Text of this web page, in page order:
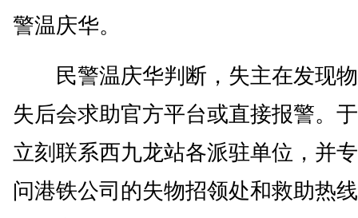
警温庆华。
民警温庆华判断，失主在发现
失后会求助官方平台或直接报警。
立刻联系西九龙站各派驻单位，并
问港铁公司的失物招领处和救助热